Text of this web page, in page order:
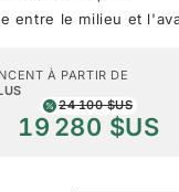
entre le milieu et
À PARTIR DE
24 100 $US
19 280 $US